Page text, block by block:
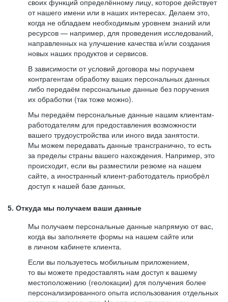
своих функций определённому лицу, которое действует
от нашего имени или в наших интересах. Делаем это,
когда не обладаем необходимым уровнем знаний или
ресурсов — например, для проведения исследований,
направленных на улучшение качества и/или создания
новых наших продуктов и сервисов.
В зависимости от условий договора мы поручаем
контрагентам обработку ваших персональных данных
либо передаём персональные данные без поручения
их обработки (так тоже можно).
Мы передаём персональные данные нашим клиентам-
работодателям для предоставления возможности
вашего трудоустройства или иного вида занятости.
Мы можем передавать данные трансгранично, то есть
за пределы страны вашего нахождения. Например, это
происходит, если вы разместили резюме на нашем
сайте, а иностранный клиент-работодатель приобрёл
доступ к нашей базе данных.
5. Откуда мы получаем ваши данные
Мы получаем персональные данные напрямую от вас,
когда вы заполняете формы на нашем сайте или
в личном кабинете клиента.
Если вы пользуетесь мобильным приложением,
то вы можете предоставлять нам доступ к вашему
местоположению (геолокации) для получения более
персонализированного опыта использования отдельных